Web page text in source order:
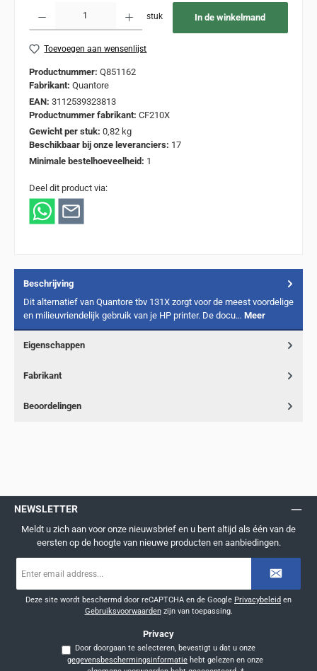
stuk In de winkelmand
Toevoegen aan wensenlijst
Productnummer: Q851162
Fabrikant: Quantore
EAN: 3112539323813
Productnummer fabrikant: CF210X
Gewicht per stuk: 0,82 kg
Beschikbaar bij onze leveranciers: 17
Minimale bestelhoeveelheid: 1
Deel dit product via:
Beschrijving
Dit alternatief van Quantore tbv 131X zorgt voor de meest voordelige
en milieuvriendelijk gebruik van je HP printer. De docu… Meer
Eigenschappen
Fabrikant
Beoordelingen
NEWSLETTER
Meldt u zich aan voor onze nieuwsbrief en u bent altijd als één van de
eersten op de hoogte van nieuwe producten en aanbiedingen.
mailadres
Deze site wordt beschermd door reCAPTCHA en de Google Privacybeleid en
Gebruiksvoorwaardenzijn van toepassing.
Privacy
Door doorgaan te selecteren, bevestigt u dat u onze
gegevensbeschermingsinformatie